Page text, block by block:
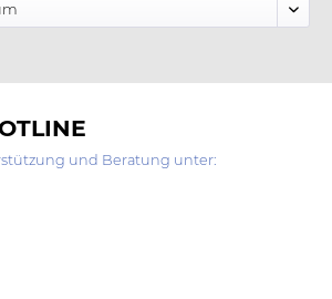
und Beratung unter: